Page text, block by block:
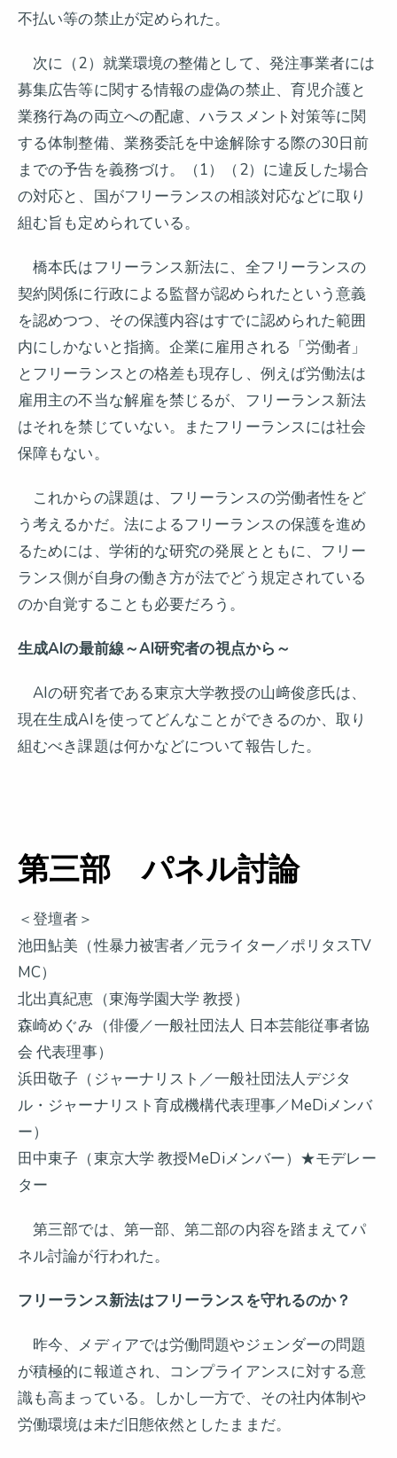
不払い等の禁止が定められた。
次に（2）就業環境の整備として、発注事業者には
募集広告等に関する情報の虚偽の禁止、育児介護と
業務行為の両立への配慮、ハラスメント対策等に関
する体制整備、業務委託を中途解除する際の30日前
までの予告を義務づけ。（1）（2）に違反した場合
の対応と、国がフリーランスの相談対応などに取り
組む旨も定められている。
橋本氏はフリーランス新法に、全フリーランスの
契約関係に行政による監督が認められたという意義
を認めつつ、その保護内容はすでに認められた範囲
内にしかないと指摘。企業に雇用される「労働者」
とフリーランスとの格差も現存し、例えば労働法は
雇用主の不当な解雇を禁じるが、フリーランス新法
はそれを禁じていない。またフリーランスには社会
保障もない。
これからの課題は、フリーランスの労働者性をど
う考えるかだ。法によるフリーランスの保護を進め
るためには、学術的な研究の発展とともに、フリー
ランス側が自身の働き方が法でどう規定されている
のか自覚することも必要だろう。
生成AIの最前線～AI研究者の視点から～
AIの研究者である東京大学教授の山﨑俊彦氏は、
現在生成AIを使ってどんなことができるのか、取り
組むべき課題は何かなどについて報告した。
第三部 パネル討論
＜登壇者＞
池田鮎美（性暴力被害者／元ライター／ポリタスTV
MC）
北出真紀恵（東海学園大学 教授）
森崎めぐみ（俳優／一般社団法人 日本芸能従事者協
会 代表理事）
浜田敬子（ジャーナリスト／一般社団法人デジタ
ル・ジャーナリスト育成機構代表理事／MeDiメンバ
ー）
田中東子（東京大学 教授MeDiメンバー）★モデレー
ター
第三部では、第一部、第二部の内容を踏まえてパ
ネル討論が行われた。
フリーランス新法はフリーランスを守れるのか？
昨今、メディアでは労働問題やジェンダーの問題
が積極的に報道され、コンプライアンスに対する意
識も高まっている。しかし一方で、その社内体制や
労働環境は未だ旧態依然としたままだ。